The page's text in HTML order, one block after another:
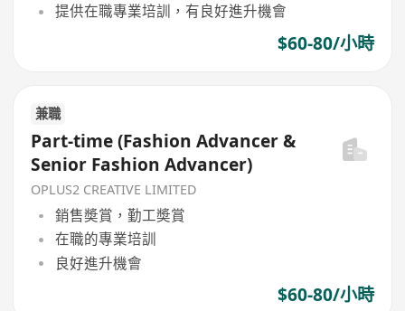
提供在職專業培訓，有良好進升機會
$60-80/小時
兼職
Part-time (Fashion Advancer &
Senior Fashion Advancer)
OPLUS2 CREATIVE LIMITED
銷售奬賞，勤工奬賞
在職的專業培訓
良好進升機會
$60-80/小時